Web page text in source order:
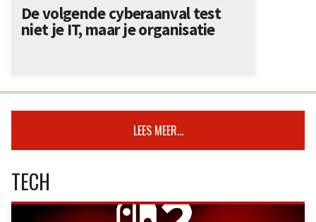
De volgende cyberaanval test
niet je IT, maar je organisatie
LEES MEER...
TECH